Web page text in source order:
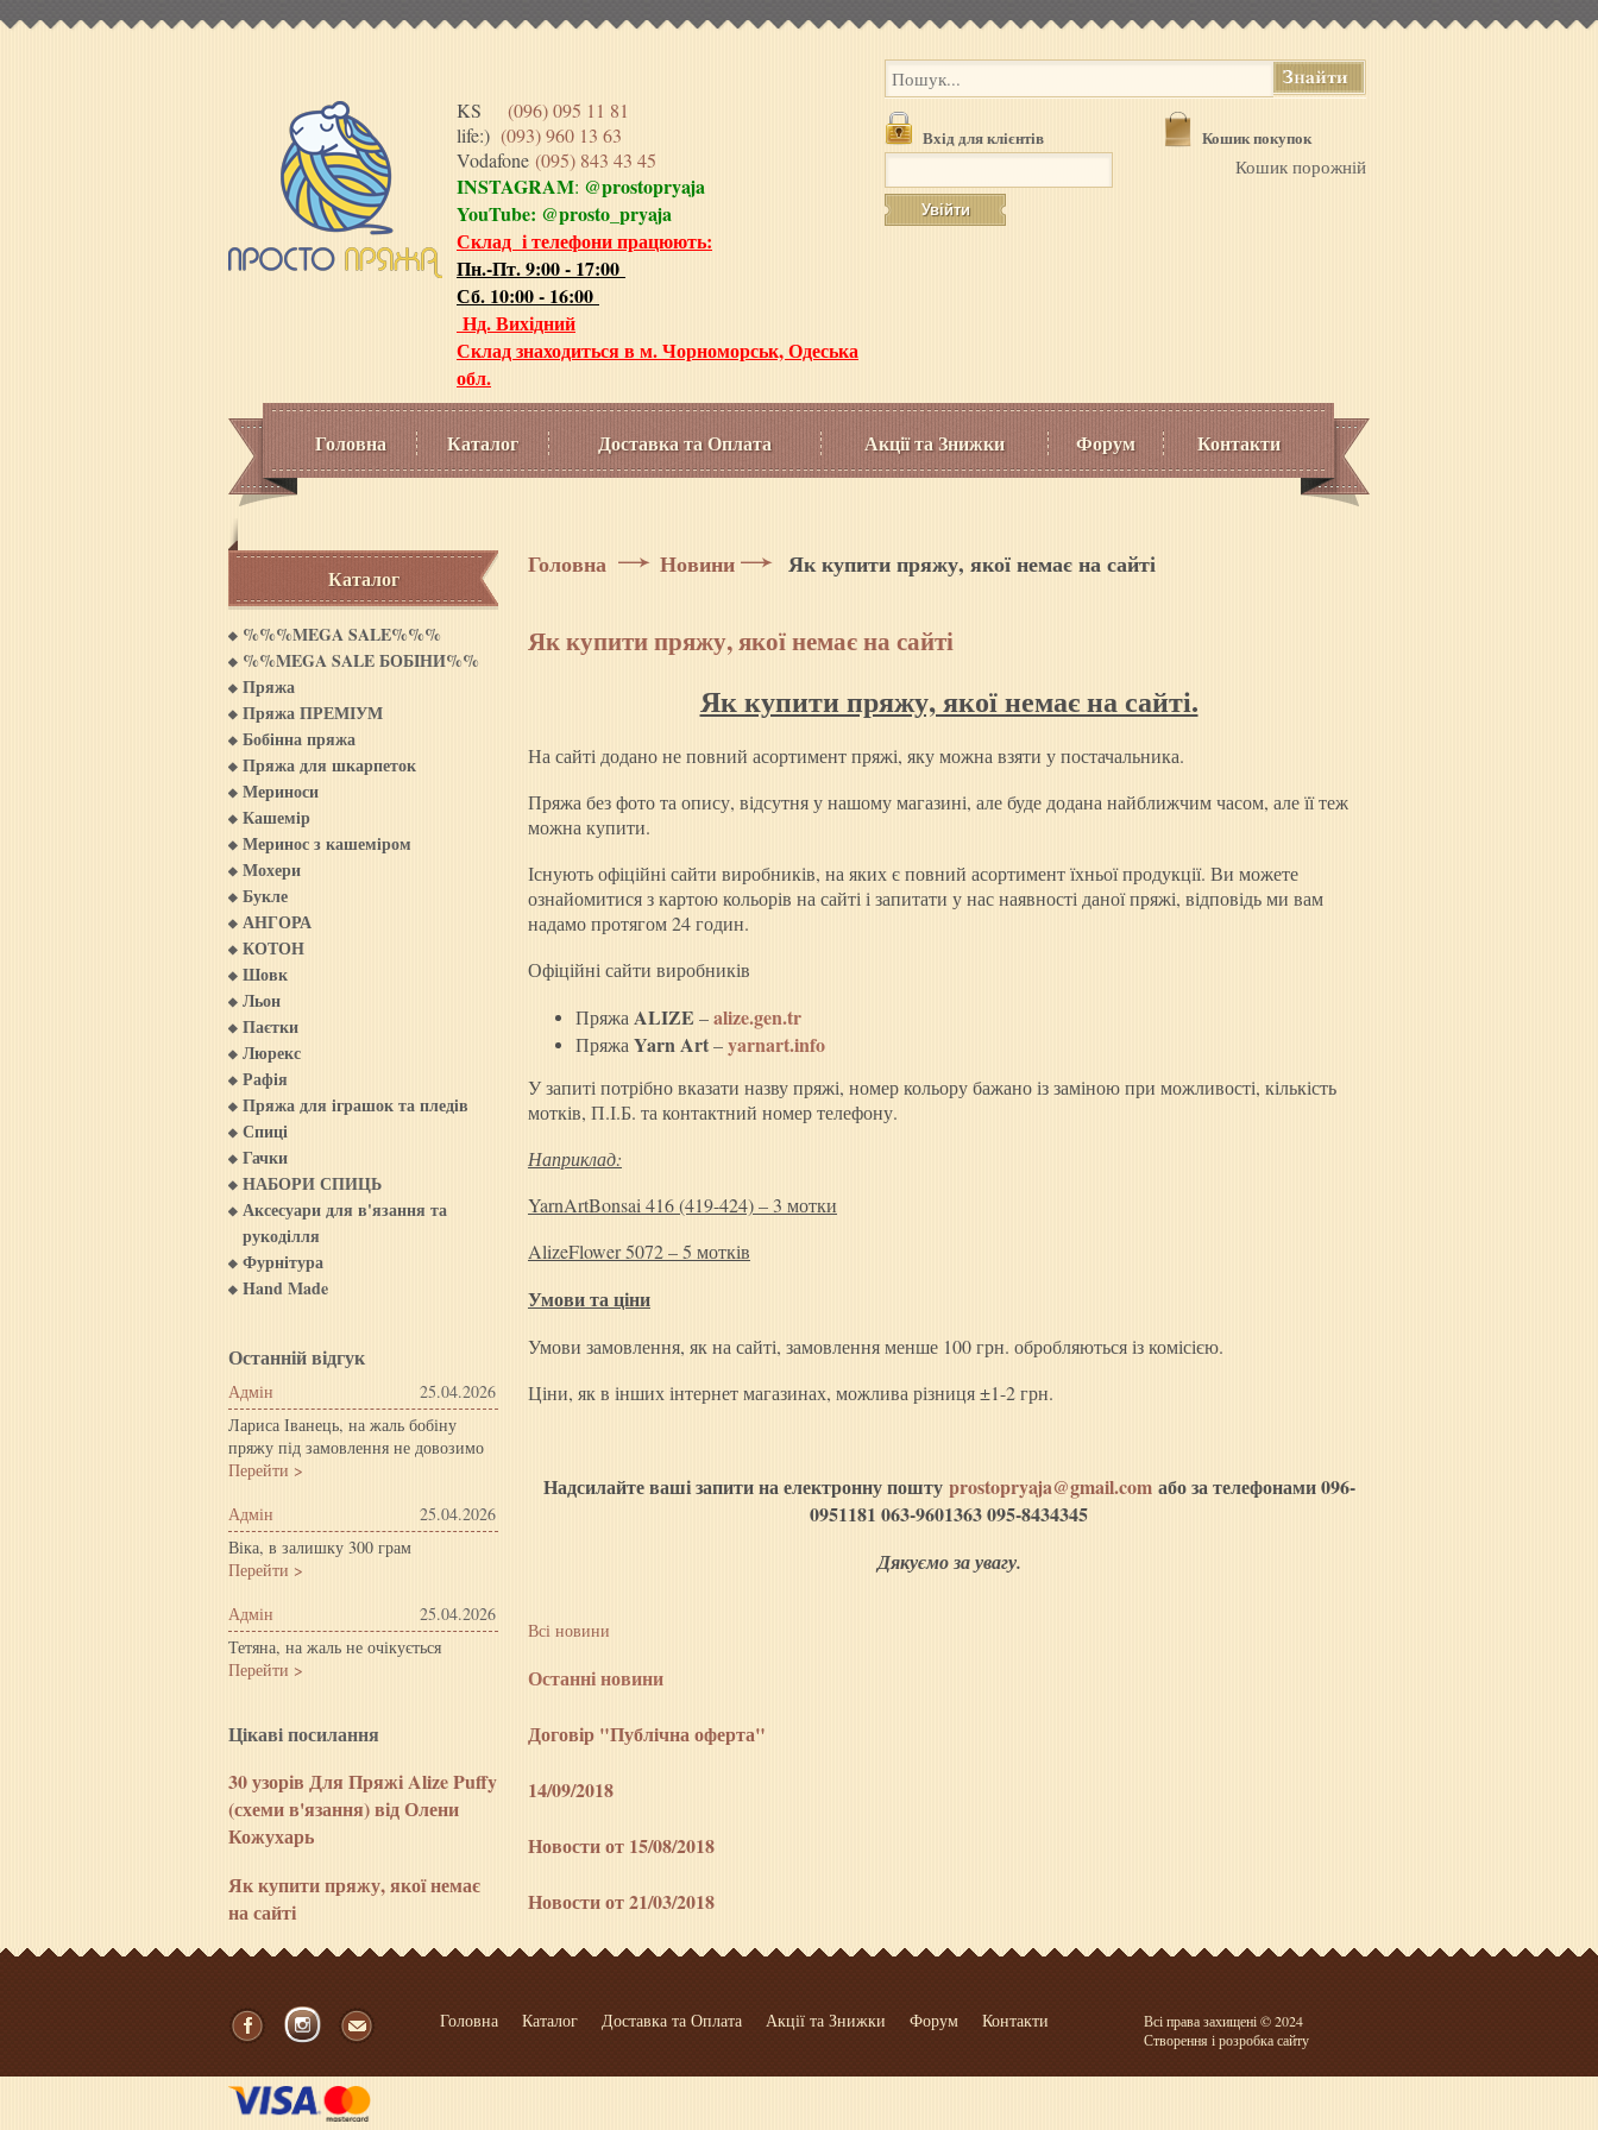
KS (096) 095 11 81
life:) (093) 960 13 63
Vodafone (095) 843 43 45
INSTAGRAM: @prostopryaja
YouTube: @prosto_pryaja
Склад і телефони працюють:
Пн.-Пт. 9:00 - 17:00
Сб. 10:00 - 16:00
Нд. Вихідний
Склад знаходиться в м. Чорноморськ, Одеська
обл.
Вхід для клієнтів Кошик покупок
Кошик порожній
Головна Каталог Доставка та Оплата Акції та Знижки Форум Контакти
Каталог
%%%MEGA SALE%%%
%%MEGA SALE БОБIНИ%%
Пряжа
Пряжа ПРЕМІУМ
Бобінна пряжа
Пряжа для шкарпеток
Мериноси
Кашемiр
Меринос з кашемiром
Мохери
Букле
АНГОРА
КОТОН
Шовк
Льон
Паєтки
Люрекс
Рафія
Пряжа для iграшок та пледiв
Спиці
Гачки
НАБОРИ СПИЦЬ
Аксесуари для в'язання та
рукоділля
Фурнітура
Hand Made
Останній відгук
Адмін
25.04.2026
Лариса Іванець, на жаль бобіну
пряжу під замовлення не довозимо
Перейти >
Адмін
25.04.2026
Віка, в залишку 300 грам
Перейти >
Адмін
25.04.2026
Тетяна, на жаль не очікується
Перейти >
Цiкавi посилання
30 узорів Для Пряжі Alize Puffy
(схеми в'язання) від Олени
Кожухарь
Як купити пряжу, якої немає
на сайті
Головна Новини Як купити пряжу, якої немає на сайті
Як купити пряжу, якої немає на сайті
Як купити пряжу, якої немає на сайті.
На сайті додано не повний асортимент пряжі, яку можна взяти у постачальника.
Пряжа без фото та опису, відсутня у нашому магазині, але буде додана найближчим часом, але її теж
можна купити.
Існують офіційні сайти виробників, на яких є повний асортимент їхньої продукції. Ви можете
ознайомитися з картою кольорів на сайті і запитати у нас наявності даної пряжі, відповідь ми вам
надамо протягом 24 годин.
Офіційні сайти виробників
Пряжа ALIZE –alize.gen.tr
Пряжа YarnArt–yarnart.info
У запиті потрібно вказати назву пряжі, номер кольору бажано із заміною при можливості, кількість
мотків, П.І.Б. та контактний номер телефону.
Наприклад:
YarnArtBonsai 416 (419-424) – 3 мотки
AlizeFlower5072 – 5 мотків
Умови та ціни
Умови замовлення, як на сайті, замовлення менше 100 грн. обробляються із комісією.
Ціни, як в інших інтернет магазинах, можлива різниця ±1-2 грн.
Надсилайте ваші запити на електронну пошту prostopryaja@gmail.comабо за телефонами 096-
0951181 063-9601363 095-8434345
Дякуємо за увагу.
Всі новини
Останні новини
Договір "Публiчна оферта"
14/09/2018
Новости от 15/08/2018
Новости от 21/03/2018
Головна Каталог Доставка та Оплата Акції та Знижки Форум Контакти
Всі права захищені © 2024
Створення і розробка сайту